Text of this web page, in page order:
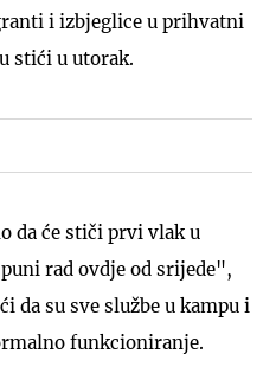
i izbjeglice u prihvatni
stići u utorak.
da će stiči prvi vlak u
rad ovdje od srijede",
da su sve službe u kampu i
funkcioniranje.